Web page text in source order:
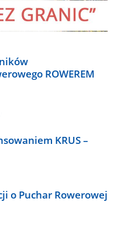
ROWEREM
KRUS –
o Puchar Rowerowej